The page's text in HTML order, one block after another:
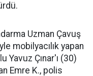
Uzman Çavuş
mobilyacılık yapan
Yavuz Çınar'ı (30)
Emre K., polis